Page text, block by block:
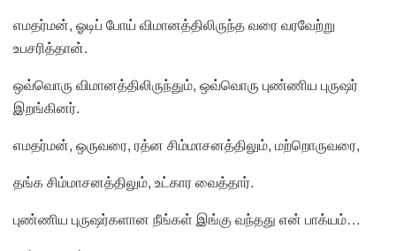
எமதர்மன், ஓடிப் போய் விமானத்திலிருந்த வரை வரவேற்று
உபசரித்தான்.
ஒவ்வொரு விமானத்திலிருந்தும், ஒவ்வொரு புண்ணிய புருஷர்
இறங்கினர்.
எமதர்மன், ஒருவரை, ரத்ன சிம்மாசனத்திலும், மற்றொருவரை,
தங்க சிம்மாசனத்திலும், உட்கார வைத்தார்.
புண்ணிய புருஷர்களான நீங்கள் இங்கு வந்தது என் பாக்யம்…